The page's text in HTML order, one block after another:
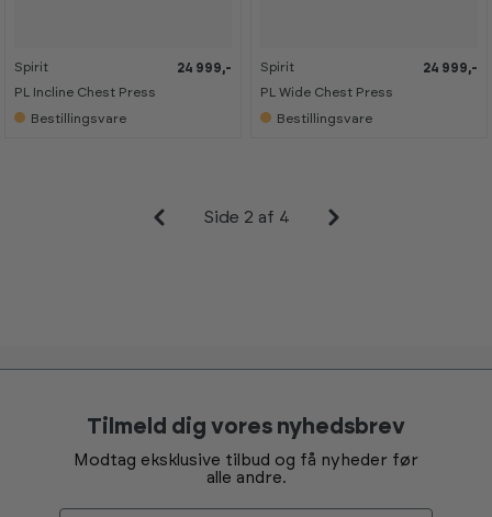
Spirit
PL Incline Chest Press
24 999,-
Bestillingsvare
Spirit
PL Wide Chest Press
24 999,-
Bestillingsvare
Side 2 af 4
Tilmeld dig vores nyhedsbrev
Modtag eksklusive tilbud og få nyheder før
alle andre.